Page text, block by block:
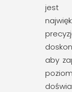
jest
aby